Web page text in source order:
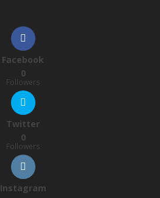
Facebook
0
Followers
Twitter
0
Followers
Instagram